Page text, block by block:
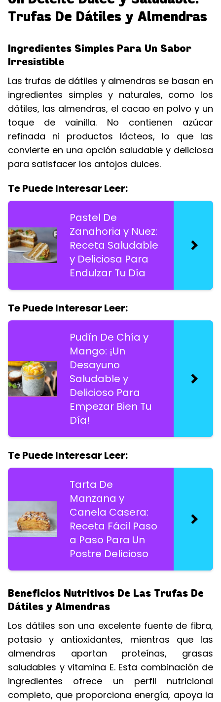
Trufas De Dátiles y Almendras
Ingredientes Simples Para Un Sabor
Irresistible
Las trufas de dátiles y almendras se basan en
ingredientes simples y naturales, como los
dátiles, las almendras, el cacao en polvo y un
toque de vainilla. No contienen azúcar
refinada ni productos lácteos, lo que las
convierte en una opción saludable y deliciosa
para satisfacer los antojos dulces.
Te Puede Interesar Leer:
Pastel De
Zanahoria y Nuez:
Receta Saludable
y Deliciosa Para
Endulzar Tu Día
Te Puede Interesar Leer:
Pudín De Chía y
Mango: ¡Un
Desayuno
Saludable y
Delicioso Para
Empezar Bien Tu
Día!
Te Puede Interesar Leer:
Tarta De
Manzana y
Canela Casera:
Receta Fácil Paso
a Paso Para Un
Postre Delicioso
Beneficios Nutritivos De Las Trufas De
Dátiles y Almendras
Los dátiles son una excelente fuente de fibra,
potasio y antioxidantes, mientras que las
almendras aportan proteínas, grasas
saludables y vitamina E. Esta combinación de
ingredientes ofrece un perfil nutricional
completo, que proporciona energía, apoya la